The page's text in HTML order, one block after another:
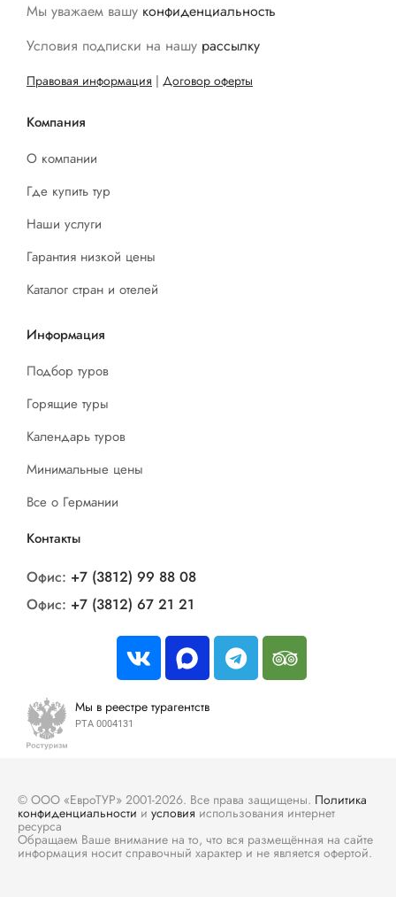
Мы уважаем вашу конфиденциальность
Условия подписки на нашу рассылку
Правовая информация | Договор оферты
Компания
О компании
Где купить тур
Наши услуги
Гарантия низкой цены
Каталог стран и отелей
Информация
Подбор туров
Горящие туры
Календарь туров
Минимальные цены
Все о Германии
Контакты
Офис: +7 (3812) 99 88 08
Офис: +7 (3812) 67 21 21
Мы в реестре турагентств
РТА 0004131
© ООО «ЕвроТУР» 2001-2026. Все права защищены. Политика
конфиденциальности и условия использования интернет
ресурса
Обращаем Ваше внимание на то, что вся размещённая на сайте
информация носит справочный характер и не является офертой.